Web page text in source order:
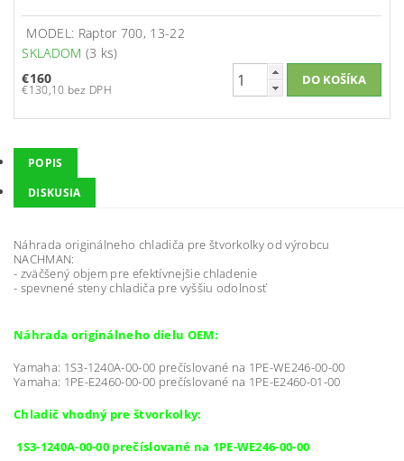
MODEL: Raptor 700, 13-22
SKLADOM (3 ks)
€160
€130,10 bez DPH
POPIS
DISKUSIA
Náhrada originálneho chladiča pre štvorkolky od výrobcu
NACHMAN:
- zväčšený objem pre efektívnejšie chladenie
- spevnené steny chladiča pre vyššiu odolnosť
Náhrada originálneho dielu OEM:
Yamaha: 1S3-1240A-00-00 prečíslované na 1PE-WE246-00-00
Yamaha: 1PE-E2460-00-00 prečíslované na 1PE-E2460-01-00
Chladič vhodný pre štvorkolky:
1S3-1240A-00-00 prečíslované na 1PE-WE246-00-00